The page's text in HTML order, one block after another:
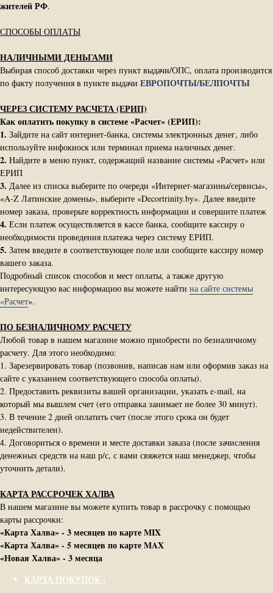
жителей РФ.
СПОСОБЫ ОПЛАТЫ
НАЛИЧНЫМИ ДЕНЬГАМИ
Выбирая способ доставки через пункт выдачи/ОПС, оплата производится
по факту получения в пункте выдачи ЕВРОПОЧТЫ/БЕЛПОЧТЫ
ЧЕРЕЗ СИСТЕМУ РАСЧЕТА (ЕРИП)
Как оплатить покупку в системе «Расчет» (ЕРИП):
1. Зайдите на сайт интернет-банка, системы электронных денег, либо
используйте инфокиоск или терминал приема наличных денег.
2. Найдите в меню пункт, содержащий название системы «Расчет» или
ЕРИП
3. Далее из списка выберите по очереди «Интернет-магазины/сервисы»,
«A-Z Латинские домены», выберите «Decortrinity.by». Далее введите
номер заказа, проверьте корректность информации и совершите платеж
4. Если платеж осуществляется в кассе банка, сообщите кассиру о
необходимости проведения платежа через систему ЕРИП.
5. Затем введите в соответствующее поле или сообщите кассиру номер
вашего заказа.
Подробный список способов и мест оплаты, а также другую
интересующую вас информацию вы можете найти на сайте системы
«Расчет».
ПО БЕЗНАЛИЧНОМУ РАСЧЕТУ
Любой товар в нашем магазине можно приобрести по безналичному
расчету. Для этого необходимо:
1. Зарезервировать товар (позвонив, написав нам или оформив заказ на
сайте с указанием соответствующего способа оплаты).
2. Предоставить реквизиты вашей организации, указать e-mail, на
который мы вышлем счет (его отправка занимает не более 30 минут).
3. В течение 2 дней оплатить счет (после этого срока он будет
недействителен).
4. Договориться о времени и месте доставки заказа (после зачисления
денежных средств на наш р/с, с вами свяжется наш менеджер, чтобы
уточнить детали).
КАРТА РАССРОЧЕК ХАЛВА
В нашем магазине вы можете купить товар в рассрочку с помощью
карты рассрочки:
«Карта Халва» - 3 месяцев по карте MIX
«Карта Халва» - 5 месяцев по карте MAX
«Новая Халва» - 3 месяца
КАРТА ПОКУПОК :